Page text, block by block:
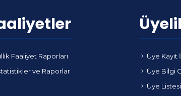
Faaliyet Raporları
ve Raporlar
Üye Kayıt
Üye Bilgi
Üye Listesi